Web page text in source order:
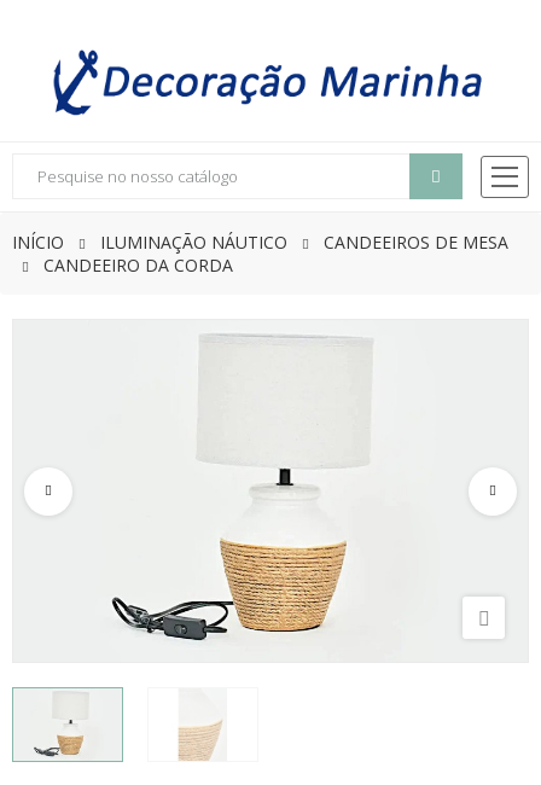
INÍCIO ILUMINAÇÃO NÁUTICO
CANDEEIROS DE MESA
CANDEEIRO DA CORDA